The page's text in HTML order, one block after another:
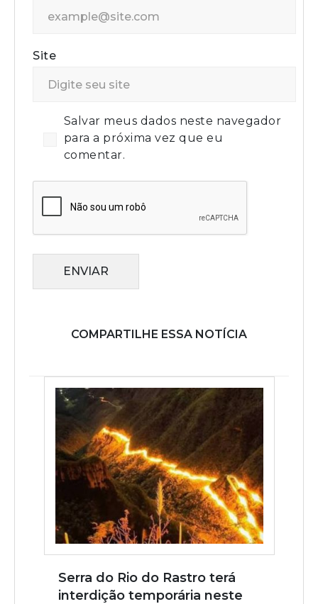
Site
Salvar meus dados neste navegador
para a próxima vez que eu
comentar.
ENVIAR
COMPARTILHE ESSA NOTÍCIA
Serra do Rio do Rastro terá
interdição temporária neste